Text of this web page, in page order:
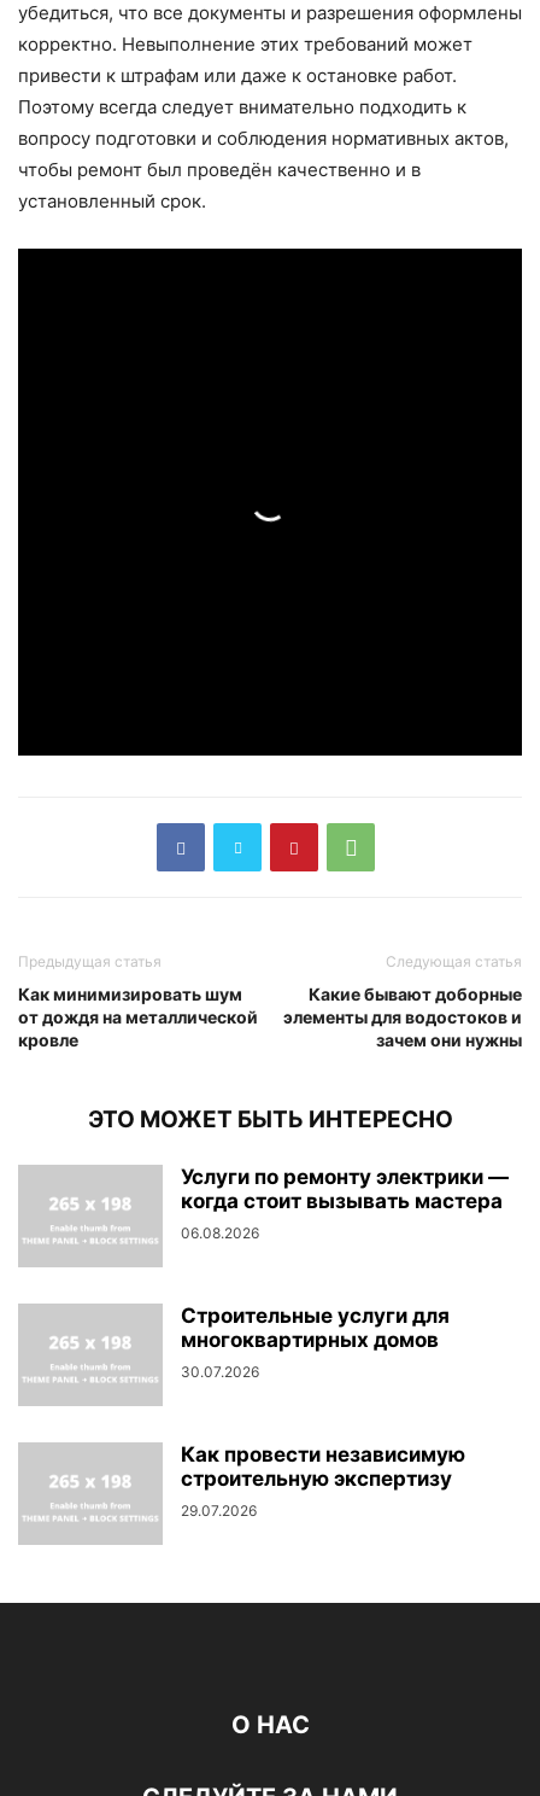
убедиться, что все документы и разрешения оформлены
корректно. Невыполнение этих требований может
привести к штрафам или даже к остановке работ.
Поэтому всегда следует внимательно подходить к
вопросу подготовки и соблюдения нормативных актов,
чтобы ремонт был проведён качественно и в
установленный срок.
Предыдущая статья
Как минимизировать шум
от дождя на металлической
кровле
Следующая статья
Какие бывают доборные
элементы для водостоков и
зачем они нужны
ЭТО МОЖЕТ БЫТЬ ИНТЕРЕСНО
Услуги по ремонту электрики —
когда стоит вызывать мастера
06.08.2026
Строительные услуги для
многоквартирных домов
30.07.2026
Как провести независимую
строительную экспертизу
29.07.2026
О НАС